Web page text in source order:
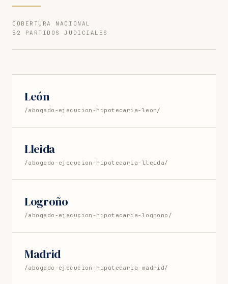
COBERTURA NACIONAL
52 PARTIDOS JUDICIALES
León
/abogado-ejecucion-hipotecaria-leon/
Lleida
/abogado-ejecucion-hipotecaria-lleida/
Logroño
/abogado-ejecucion-hipotecaria-logrono/
Madrid
/abogado-ejecucion-hipotecaria-madrid/